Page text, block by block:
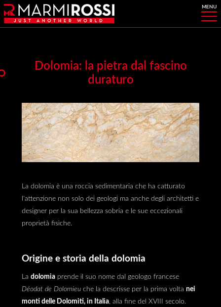
Dolomia: la pietra dal fascino
duraturo
La dolomia è una roccia sedimentaria che ha catturato
l'attenzione non solo dei geologi ma anche degli architetti e
designer per la sua bellezza sobria e le sue eccezionali
proprietà fisiche.
Origine e storia della dolomia
La dolomiaprende il suo nome dal geologo francese
Déodat de Dolomieuche la descrisse per la prima volta nei
monti delle Dolomiti, in Italia, alla fine del XVIII secolo.